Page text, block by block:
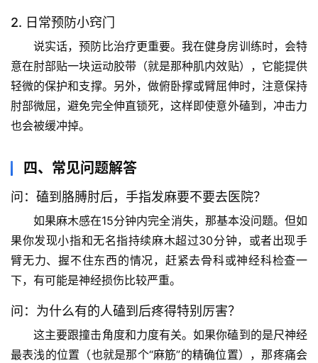
宇
文
生
活
学
科
前
沿
心
理
2. 日常预防小窍门
说实话，预防比治疗更重要。我在健身房训练时，会特
意在肘部贴一块运动胶带（就是那种肌内效贴），它能提供
轻微的保护和支撑。另外， 做俯卧撑或臂屈伸时，注意保持
肘部微屈，避免完全伸直锁死，这样即使意外磕到，冲击力
也会被缓冲掉。
四、常见问题解答
问：磕到胳膊肘后，手指发麻要不要去医院？
如果麻木感在15分钟内完全消失，那基本没问题。但如
果你发现小指和无名指持续麻木超过30分钟，或者出现手
臂无力、握不住东西的情况，赶紧去骨科或神经科检查一
下，有可能是神经损伤比较严重。
问：为什么有的人磕到后疼得特别厉害？
这主要跟撞击角度和力度有关。如果你磕到的是尺神经
最表浅的位置（也就是那个“麻筋”的精确位置），那疼痛会